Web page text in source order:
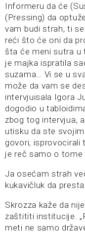
Informeru da će
(Pressing) da
vam budi strah, ti
reći što će oni da
šta će meni sutra u
je majka ispratila
suzama… Vi se u
može da vam se
intervjuisala Igora
dogodio u
zbog tog intervjua,
utisku da ste
govori, isprovocirali
je reč samo o tome
Ja osećam strah
kukavičluk da
Skrozza kaže da
zaštititi institucije.
meti ne samo